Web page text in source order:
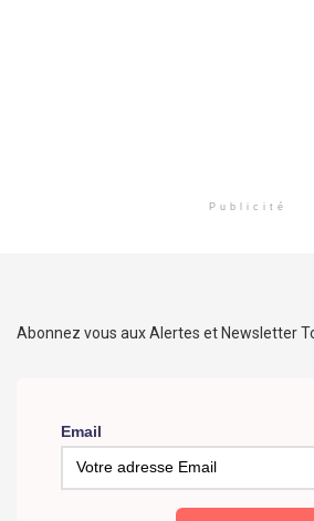
Publicité
Abonnez vous aux Alertes et Newsletter
Email